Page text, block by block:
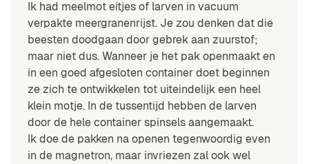
Ik had meelmot eitjes of larven in vacuum
verpakte meergranenrijst. Je zou denken dat die
beesten doodgaan door gebrek aan zuurstof;
maar niet dus. Wanneer je het pak openmaakt en
in een goed afgesloten container doet beginnen
ze zich te ontwikkelen tot uiteindelijk een heel
klein motje. In de tussentijd hebben de larven
door de hele container spinsels aangemaakt.
Ik doe de pakken na openen tegenwoordig even
in de magnetron, maar invriezen zal ook wel